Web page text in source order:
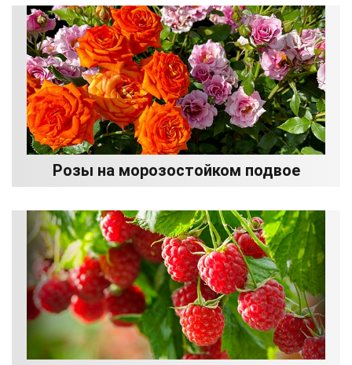
Розы на морозостойком подвое